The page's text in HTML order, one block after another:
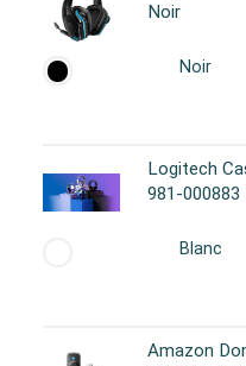
Noir
Noir
Logitech
981-000883
Blanc
Amazon